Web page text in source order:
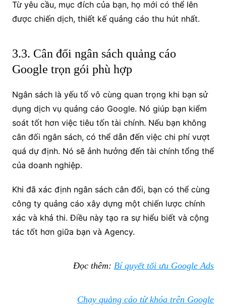
Từ yêu cầu, mục đích của bạn, họ mới có thể lên
được chiến dịch, thiết kế quảng cáo thu hút nhất.
3.3. Cân đối ngân sách quảng cáo
Google trọn gói phù hợp
Ngân sách là yếu tố vô cùng quan trọng khi bạn sử
dụng dịch vụ quảng cáo Google. Nó giúp bạn kiểm
soát tốt hơn việc tiêu tốn tài chính. Nếu bạn không
cân đối ngân sách, có thể dẫn đến việc chi phí vượt
quá dự định. Nó sẽ ảnh hưởng đến tài chính tổng thể
của doanh nghiệp.
Khi đã xác định ngân sách cân đối, bạn có thể cùng
công ty quảng cáo xây dựng một chiến lược chính
xác và khả thi. Điều này tạo ra sự hiểu biết và cộng
tác tốt hơn giữa bạn và Agency.
Đọc thêm:Bí quyết tối ưu Google Ads
Chạy quảng cáo từ khóa trên Google